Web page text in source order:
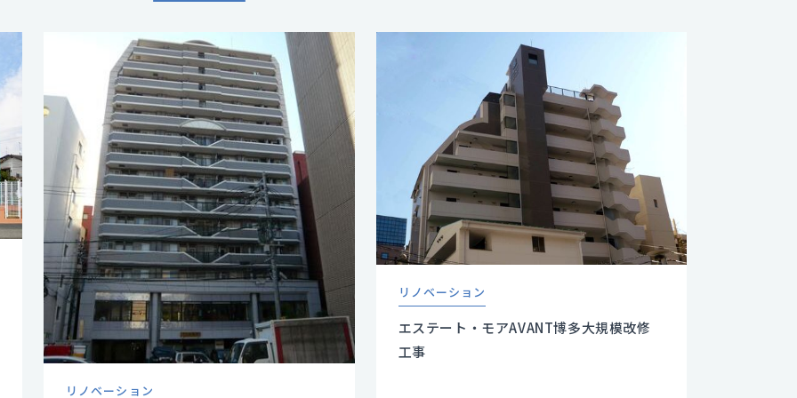
リノベーション
リノベーション
エステート・モアAVANT博多大規模改修
工事